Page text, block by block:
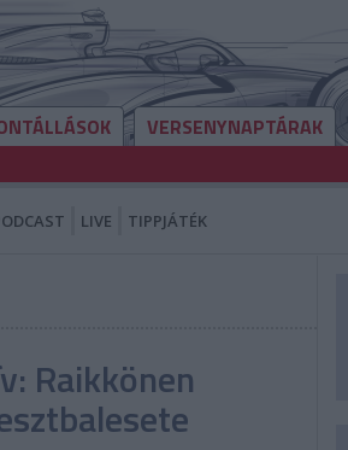
VERSENYNAPTÁRAK
LIVE TIPPJÁTÉK
Raikkönen